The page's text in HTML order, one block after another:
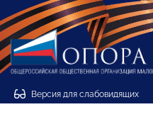
Версия для слабовидящих